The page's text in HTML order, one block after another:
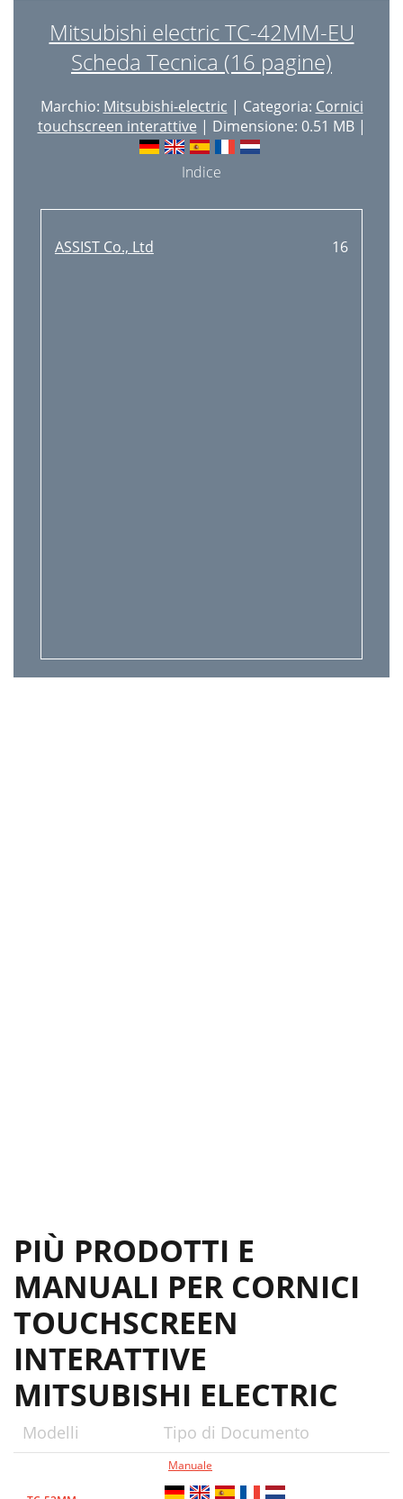
Mitsubishi electric TC-42MM-EU
Scheda Tecnica (16 pagine)
Marchio: Mitsubishi-electric | Categoria: Cornici
touchscreen interattive | Dimensione: 0.51 MB |
Indice
ASSIST Co., Ltd 16
PIÙ PRODOTTI E
MANUALI PER CORNICI
TOUCHSCREEN
INTERATTIVE
MITSUBISHI ELECTRIC
Modelli Tipo di Documento
Manuale